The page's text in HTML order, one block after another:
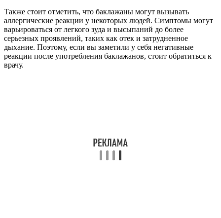
Также стоит отметить, что баклажаны могут вызывать
аллергические реакции у некоторых людей. Симптомы могут
варьироваться от легкого зуда и высыпаний до более
серьезных проявлений, таких как отек и затрудненное
дыхание. Поэтому, если вы заметили у себя негативные
реакции после употребления баклажанов, стоит обратиться к
врачу.